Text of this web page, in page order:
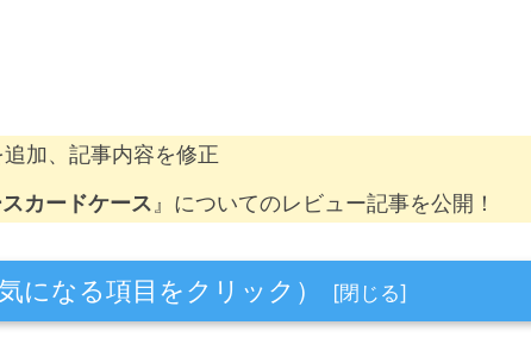
加、記事内容を修正
カードケース 』についてのレビュー記事を公開！
になる項目をクリック）